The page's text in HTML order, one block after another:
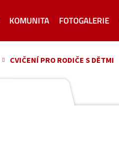
KOMUNITA FOTOGALERIE
CVIČENÍ PRO RODIČE S DĚTMI